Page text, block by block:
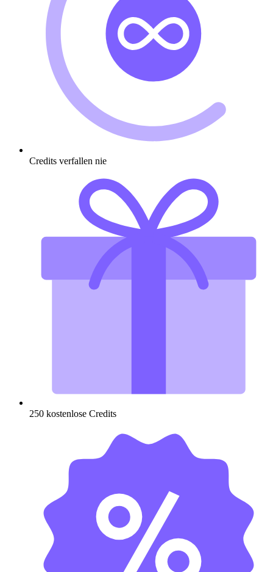
Credits verfallen nie
250 kostenlose Credits